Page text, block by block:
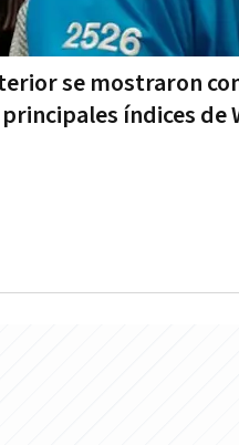
se mostraron
índices de